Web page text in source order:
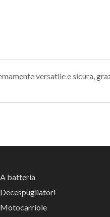
versatile e sicura,
A batteria
Decespugliatori
Motocarriole